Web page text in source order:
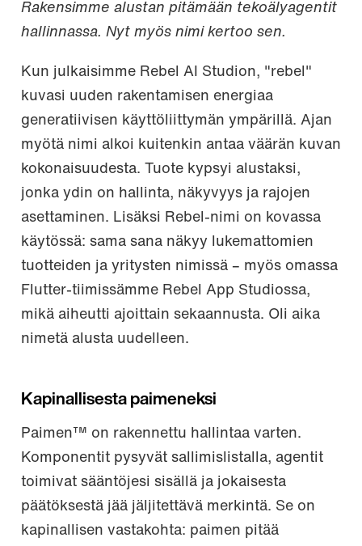
Rakensimme alustan pitämään tekoälyagentit
hallinnassa. Nyt myös nimi kertoo sen.
Kun julkaisimme Rebel AI Studion, "rebel"
kuvasi uuden rakentamisen energiaa
generatiivisen käyttöliittymän ympärillä. Ajan
myötä nimi alkoi kuitenkin antaa väärän kuvan
kokonaisuudesta. Tuote kypsyi alustaksi,
jonka ydin on hallinta, näkyvyys ja rajojen
asettaminen. Lisäksi Rebel-nimi on kovassa
käytössä: sama sana näkyy lukemattomien
tuotteiden ja yritysten nimissä – myös omassa
Flutter-tiimissämme Rebel App Studiossa,
mikä aiheutti ajoittain sekaannusta. Oli aika
nimetä alusta uudelleen.
Kapinallisesta paimeneksi
Paimen™ on rakennettu hallintaa varten.
Komponentit pysyvät sallimislistalla, agentit
toimivat sääntöjesi sisällä ja jokaisesta
päätöksestä jää jäljitettävä merkintä. Se on
kapinallisen vastakohta: paimen pitää